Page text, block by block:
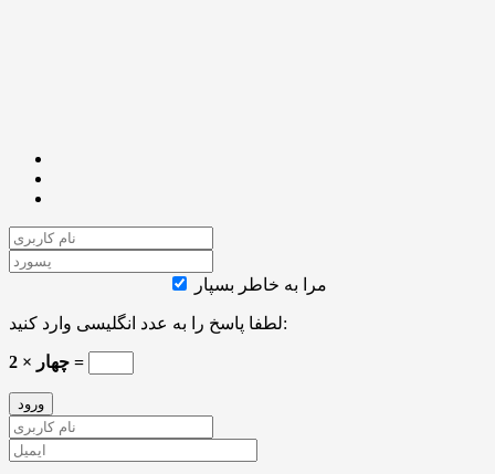
مرا به خاطر بسپار
لطفا پاسخ را به عدد انگلیسی وارد کنید:
2 × چهار =